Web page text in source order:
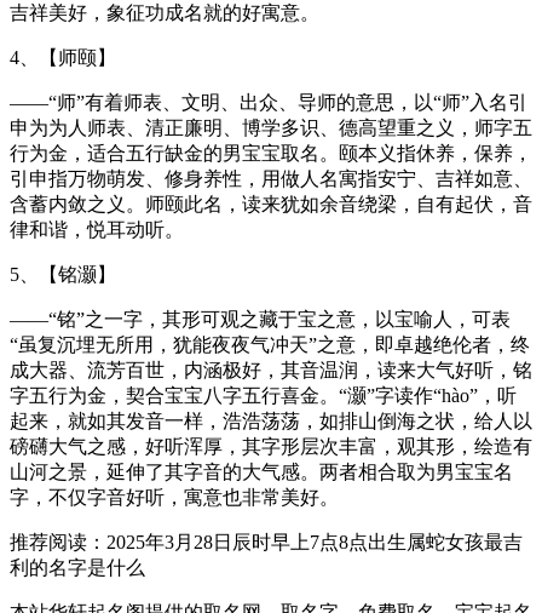
吉祥美好，象征功成名就的好寓意。
4、【师颐】
——“师”有着师表、文明、出众、导师的意思，以“师”入名引
申为为人师表、清正廉明、博学多识、德高望重之义，师字五
行为金，适合五行缺金的男宝宝取名。颐本义指休养，保养，
引申指万物萌发、修身养性，用做人名寓指安宁、吉祥如意、
含蓄内敛之义。师颐此名，读来犹如余音绕梁，自有起伏，音
律和谐，悦耳动听。
5、【铭灏】
——“铭”之一字，其形可观之藏于宝之意，以宝喻人，可表
“虽复沉埋无所用，犹能夜夜气冲天”之意，即卓越绝伦者，终
成大器、流芳百世，内涵极好，其音温润，读来大气好听，铭
字五行为金，契合宝宝八字五行喜金。“灏”字读作“hào”，听
起来，就如其发音一样，浩浩荡荡，如排山倒海之状，给人以
磅礴大气之感，好听浑厚，其字形层次丰富，观其形，绘造有
山河之景，延伸了其字音的大气感。两者相合取为男宝宝名
字，不仅字音好听，寓意也非常美好。
推荐阅读：2025年3月28日辰时早上7点8点出生属蛇女孩最吉
利的名字是什么